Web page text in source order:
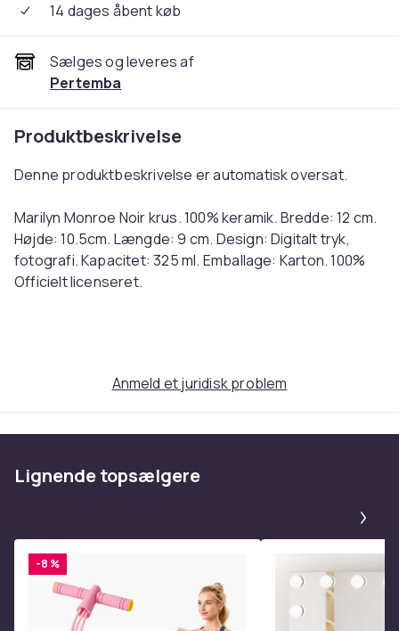
14 dages åbent køb
Sælges og leveres af
Pertemba
Produktbeskrivelse
Denne produktbeskrivelse er automatisk oversat.
Marilyn Monroe Noir krus. 100% keramik. Bredde: 12 cm.
Højde: 10.5cm. Længde: 9 cm. Design: Digitalt tryk,
fotografi. Kapacitet: 325 ml. Emballage: Karton. 100%
Officielt licenseret.
100% Officially Licensed. Ref: UTPM1785
Størrelse
Einheitsgröße (EU)
7692ddb1-ce6c-4fd7-8399-2b09645d8bb8
Produktsikkerhedsinformation
Anmeld et juridisk problem
Lignende topsælgere
-8 %